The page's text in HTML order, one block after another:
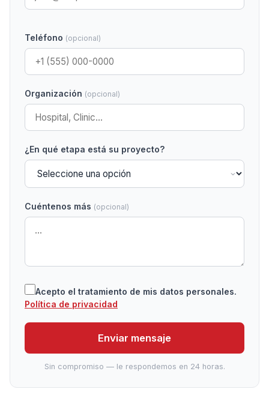
Teléfono (opcional)
Organización (opcional)
¿En qué etapa está su proyecto?
Cuéntenos más (opcional)
Acepto el tratamiento de mis datos personales.
Política de privacidad
Enviar mensaje
Sin compromiso — le respondemos en 24 horas.